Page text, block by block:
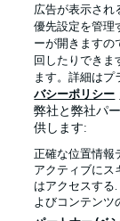
プライバシ
広告が表示され
優先設定を管理
ーが開きますの
回したりできま
ます。詳細はプ
バシーポリシー
弊社と弊社パ
供します:
正確な位置情報
アクティブにス
はアクセスする
よびコンテンツ